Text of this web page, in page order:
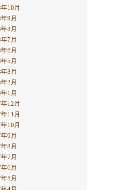
10月
9月
8月
7月
6月
5月
3月
2月
1月
12月
11月
10月
9月
8月
7月
6月
5月